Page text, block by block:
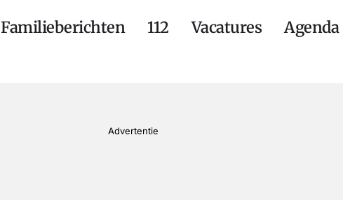
Familieberichten 112 Vacatures Agenda
Advertentie